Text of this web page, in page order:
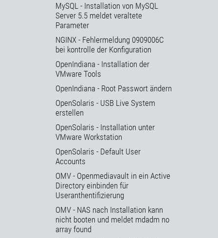
MySQL - Installation von MySQL
Server 5.5 meldet veraltete
Parameter
NGINX - Fehlermeldung 0909006C
bei kontrolle der Konfiguration
OpenIndiana - Installation der
VMware Tools
OpenIndiana - Root Passwort ändern
OpenSolaris - USB Live System
erstellen
OpenSolaris - Installation unter
VMware Workstation
OpenSolaris - Default User
Accounts
OMV - Openmediavault in ein Active
Directory einbinden für
Useranthentifizierung
OMV - NAS nach Installation kann
nicht booten und meldet mdadm no
array found